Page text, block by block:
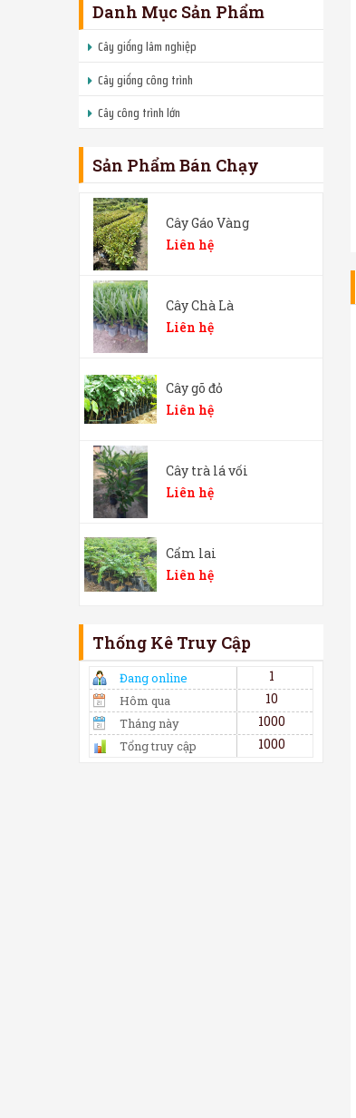
Danh Mục Sản Phẩm
Cây giống lâm nghiệp
Cây giống công trình
Cây công trình lớn
Sản Phẩm Bán Chạy
Cây Gáo Vàng
Liên hệ
Cây Chà Là
Liên hệ
Cây gõ đỏ
Liên hệ
Cây trà lá vối
Liên hệ
Cẩm lai
Liên hệ
Thống Kê Truy Cập
Đang online 1
Hôm qua 10
Tháng này 1000
Tổng truy cập 1000